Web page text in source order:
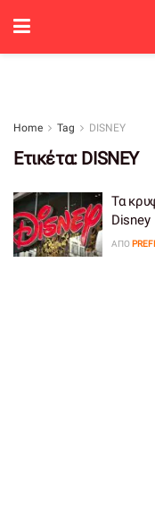
Home Tag DISNEY
Ετικέτα: DISNEY
Τα
Disney
ΑΠΌ